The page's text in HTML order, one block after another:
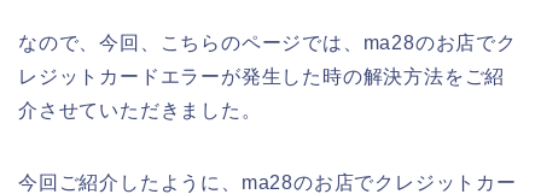
なので、今回、こちらのページでは、ma28のお店でク
レジットカードエラーが発生した時の解決方法をご紹
介させていただきました。
今回ご紹介したように、ma28のお店でクレジットカー